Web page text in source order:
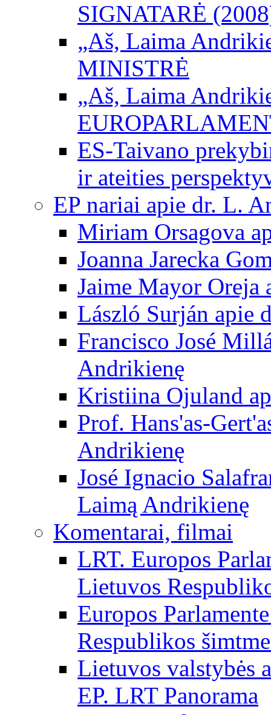
SIGNATARĖ
„Aš, Laima
MINISTRĖ
„Aš, Laima
ES-Taivano
ir ateities
EP nariai apie dr. L.
Miriam Orsagova
Joanna Jarecka
Jaime Mayor Oreja
László Surján apie
Francisco José
Andrikienę
Kristiina Ojuland
Prof. Hans'as-
Andrikienę
José Ignacio
Laimą Andrikienę
Komentarai, filmai
LRT. Europos
Lietuvos
Europos
Respublikos
Lietuvos valstybės
EP. LRT Panorama